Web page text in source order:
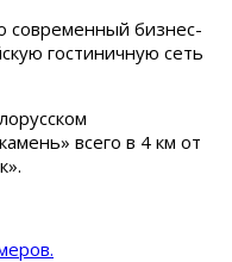
современный бизнес-
гостиничную сеть
всего в 4 км от